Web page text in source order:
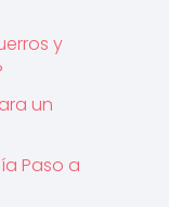
y
un
Paso a